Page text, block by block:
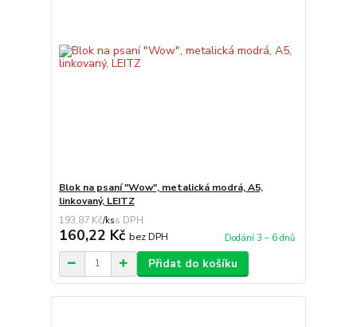
Blok na psaní "Wow", metalická modrá, A5,
linkovaný, LEITZ
193,87 Kč/ks
160,22 Kč bez DPH Dodání 3 – 6 dnů
Přidat do košíku